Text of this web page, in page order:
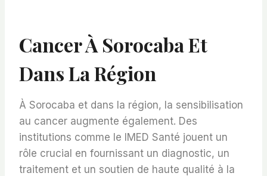
Cancer À Sorocaba Et
Dans La Région
À Sorocaba et dans la région, la sensibilisation
au cancer augmente également. Des
institutions comme le IMED Santé jouent un
rôle crucial en fournissant un diagnostic, un
traitement et un soutien de haute qualité à la